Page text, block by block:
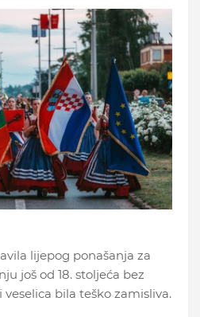
lijepog ponašanja za
još od 18. stoljeća bez
bila teško zamisliva.